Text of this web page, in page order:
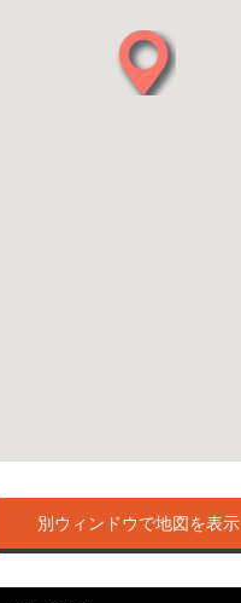
別ウィンドウで地図を表示